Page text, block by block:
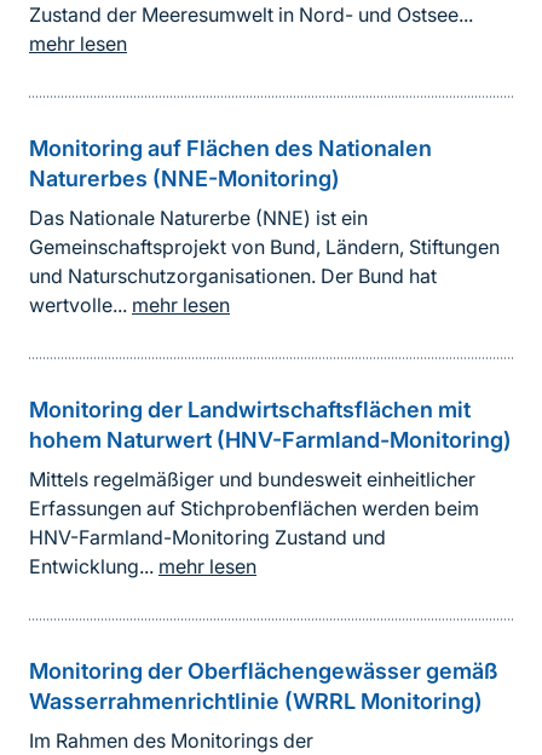
Zustand der Meeresumwelt in Nord- und Ostsee...
mehr lesen
Monitoring auf Flächen des Nationalen
Naturerbes (NNE-Monitoring)
Das Nationale Naturerbe (NNE) ist ein
Gemeinschaftsprojekt von Bund, Ländern, Stiftungen
und Naturschutzorganisationen. Der Bund hat
wertvolle... mehr lesen
Monitoring der Landwirtschaftsflächen mit
hohem Naturwert (HNV-Farmland-Monitoring)
Mittels regelmäßiger und bundesweit einheitlicher
Erfassungen auf Stichprobenflächen werden beim
HNV-Farmland-Monitoring Zustand und
Entwicklung... mehr lesen
Monitoring der Oberflächengewässer gemäß
Wasserrahmenrichtlinie (WRRL Monitoring)
Im Rahmen des Monitorings der